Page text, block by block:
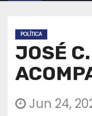
POLÍTICA
JOSÉ
Jun 24,